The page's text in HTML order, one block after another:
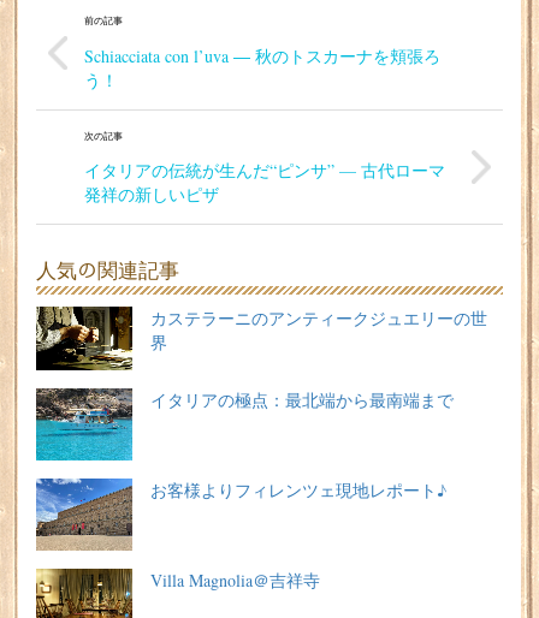
前の記事
Schiacciata con l’uva ― 秋のトスカーナを頬張ろ
う！
次の記事
イタリアの伝統が生んだ“ピンサ” — 古代ローマ
発祥の新しいピザ
人気の関連記事
カステラーニのアンティークジュエリーの世
界
イタリアの極点：最北端から最南端まで
お客様よりフィレンツェ現地レポート♪
Villa Magnolia＠吉祥寺